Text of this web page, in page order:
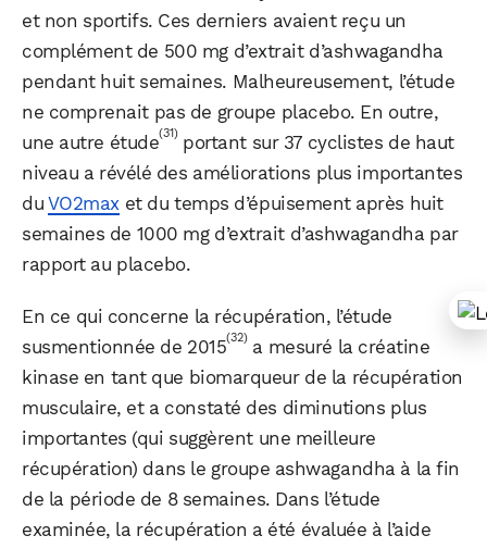
et non sportifs. Ces derniers avaient reçu un
complément de 500 mg d’extrait d’ashwagandha
pendant huit semaines. Malheureusement, l’étude
ne comprenait pas de groupe placebo. En outre,
une autre étude(31) portant sur 37 cyclistes de haut
niveau a révélé des améliorations plus importantes
du VO2maxet du temps d’épuisement après huit
semaines de 1000 mg d’extrait d’ashwagandha par
rapport au placebo.
En ce qui concerne la récupération, l’étude
susmentionnée de 2015(32) a mesuré la créatine
kinase en tant que biomarqueur de la récupération
musculaire, et a constaté des diminutions plus
importantes (qui suggèrent une meilleure
récupération) dans le groupe ashwagandha à la fin
de la période de 8 semaines. Dans l’étude
examinée, la récupération a été évaluée à l’aide